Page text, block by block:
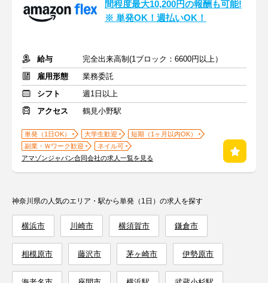
間程度最大10,200円の報酬も可能!
※ 単発OK！週払いOK！
給与
完全出来高制(1ブロック：6600円以上）
雇用形態
業務委託
シフト
週1日以上
アクセス
鶴見小野駅
単発（1日OK） 大学生歓迎
短期（1ヶ月以内OK）
副業・Ｗワーク歓迎
ネイル可
アマゾンジャパン合同会社の求人一覧を見る
神奈川県の人気のエリア・駅から単発（1日）の求人を探す
横浜市 川崎市 横須賀市 鎌倉市
相模原市 藤沢市 茅ヶ崎市 伊勢原市